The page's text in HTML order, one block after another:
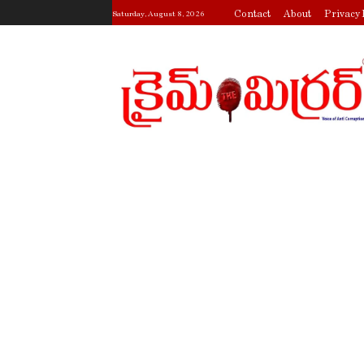
Saturday, August 8, 2026 Contact About Privacy